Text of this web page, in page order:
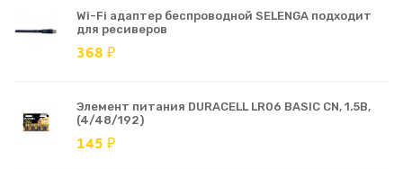
Wi-Fi адаптер беспроводной SELENGA подходит
для ресиверов
368 ₽
Элемент питания DURACELL LR06 BASIC CN, 1.5В,
(4/48/192)
145 ₽